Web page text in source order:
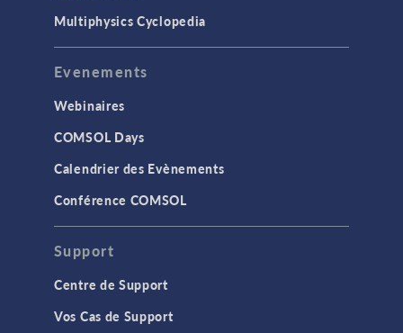
Multiphysics Cyclopedia
Evenements
Webinaires
COMSOL Days
Calendrier des Evènements
Conférence COMSOL
Support
Centre de Support
Vos Cas de Support